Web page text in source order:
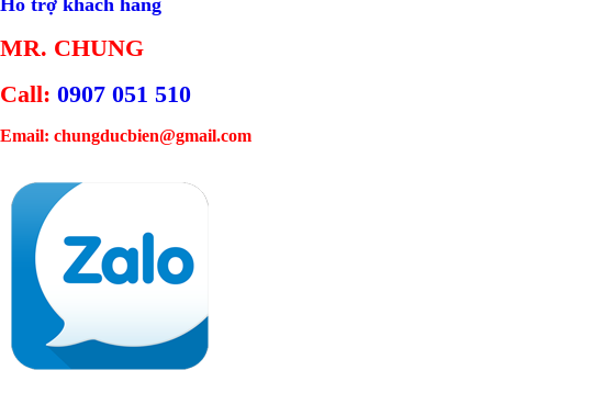
Hỗ trợ khách hàng
MR. CHUNG
Call: 0907 051 510
Email: chungducbien@gmail.com